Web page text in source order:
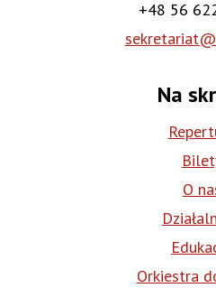
+48 56
Na
O
Orkiestra